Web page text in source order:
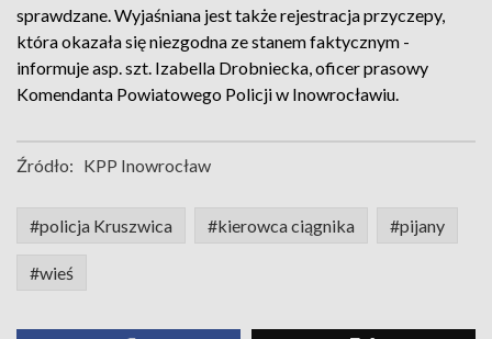
sprawdzane. Wyjaśniana jest także rejestracja przyczepy,
która okazała się niezgodna ze stanem faktycznym -
informuje asp. szt. Izabella Drobniecka, oficer prasowy
Komendanta Powiatowego Policji w Inowrocławiu.
Źródło: KPP Inowrocław
#policja Kruszwica #kierowca ciągnika #pijany
#wieś